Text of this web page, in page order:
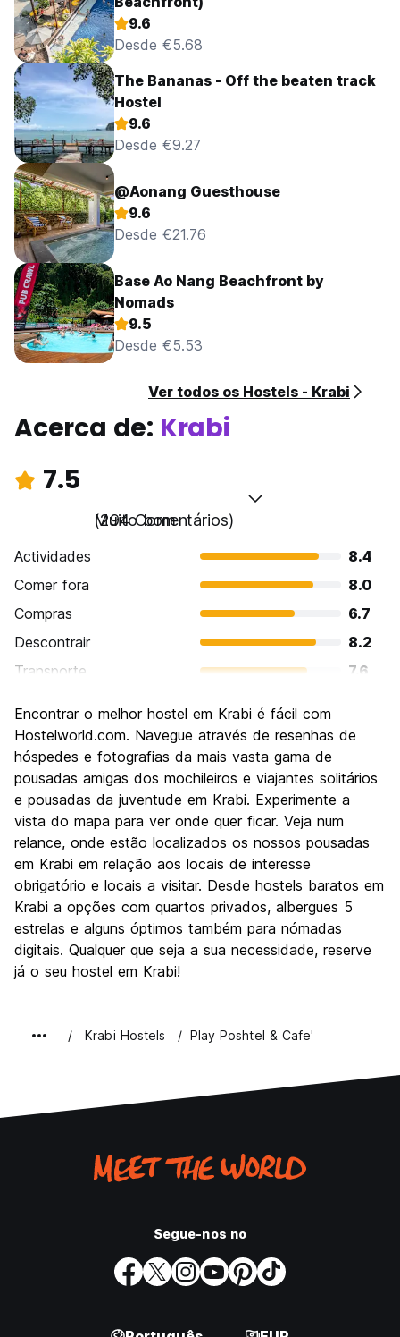
9.6
Desde €5.68
The Bananas - Off the beaten track
Hostel
9.6
Desde €9.27
@Aonang Guesthouse
9.6
Desde €21.76
Base Ao Nang Beachfront by
Nomads
9.5
Desde €5.53
Ver todos os Hostels - Krabi
Acerca de: Krabi
7.5
Muito bom
(294 Comentários)
Actividades
8.4
Comer fora
8.0
Compras
6.7
Descontrair
8.2
Transporte
7.6
Cultura
6.9
Festas / vida noturna
Custo-beneficio
8.0
Encontrar o melhor hostel em Krabi é fácil com
Hostelworld.com. Navegue através de resenhas de
hóspedes e fotografias da mais vasta gama de
pousadas amigas dos mochileiros e viajantes solitários
e pousadas da juventude em Krabi. Experimente a
vista do mapa para ver onde quer ficar. Veja num
relance, onde estão localizados os nossos pousadas
em Krabi em relação aos locais de interesse
obrigatório e locais a visitar. Desde hostels baratos em
Krabi a opções com quartos privados, albergues 5
estrelas e alguns óptimos também para nómadas
digitais. Qualquer que seja a sua necessidade, reserve
já o seu hostel em Krabi!
Krabi Hostels Play Poshtel & Cafe'
Segue-nos no